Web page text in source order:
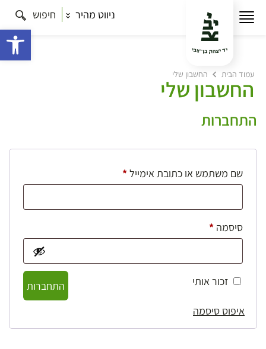
ניווט מהיר חיפוש
עמוד הבית החשבון שלי
החשבון שלי
התחברות
שם משתמש או כתובת אימייל*חובה
סיסמה *חובה
זכור אותי
התחברות
איפוס סיסמה